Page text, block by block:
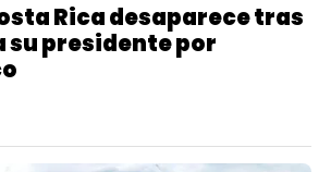
Rica desaparece tras
presidente por